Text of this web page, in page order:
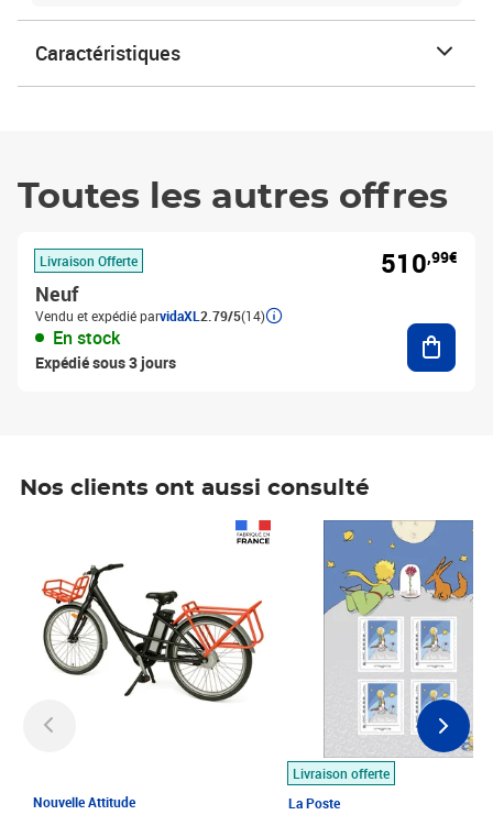
Caractéristiques
Toutes les autres offres
Livraison Offerte
Neuf
Vendu et expédié parvidaXL 2.79/5(14)
En stock
Expédié sous 3 jours
510,99€
Nos clients ont aussi consulté
Nouvelle Attitude
Livraison offerte
La Poste
Prix 7,50€